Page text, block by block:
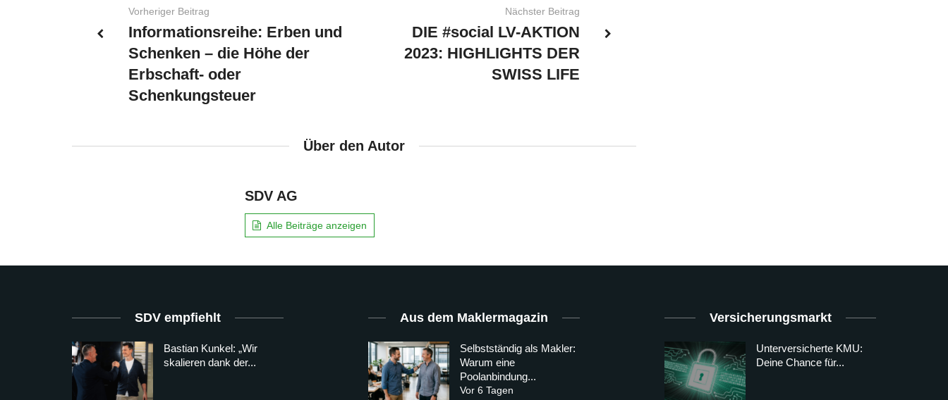
Vorheriger Beitrag
Informationsreihe: Erben und
Schenken – die Höhe der
Erbschaft- oder
Schenkungsteuer
Nächster Beitrag
DIE #social LV-AKTION
2023: HIGHLIGHTS DER
SWISS LIFE
Über den Autor
SDV AG
Alle Beiträge anzeigen
SDV empfiehlt
Bastian Kunkel: „Wir
skalieren dank der...
Aus dem Maklermagazin
Selbstständig als Makler:
Warum eine
Poolanbindung...
Vor 6 Tagen
Versicherungsmarkt
Unterversicherte KMU:
Deine Chance für...